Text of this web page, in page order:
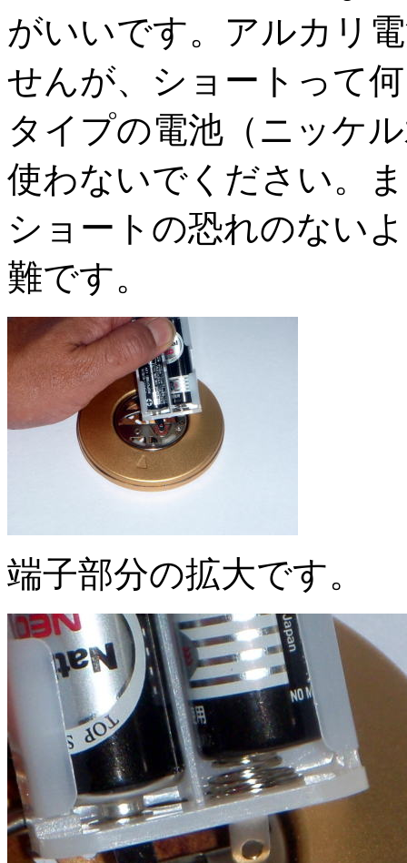
がいいです。アルカリ
せんが、ショートって
タイプの電池（ニッケ
使わないでください。
ショートの恐れのない
難です。
端子部分の拡大です。